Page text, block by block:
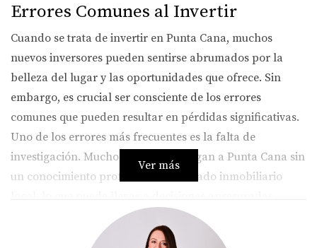
Errores Comunes al Invertir
Cuando se trata de invertir en Punta Cana, muchos
nuevos inversores pueden sentirse abrumados por la
belleza del lugar y las oportunidades que ofrece. Sin
embargo, es crucial ser consciente de los errores
comunes que pueden resultar en pérdidas significativas.
Uno de los errores más frecuentes es la falta de
investigación. Muchos inversores llegan a Punta Cana sin
un conocimiento profundo del mercado inmobiliario
También es común subestimar la importancia de contar
con un agente inmobiliario confiable que conozca la
Ver más